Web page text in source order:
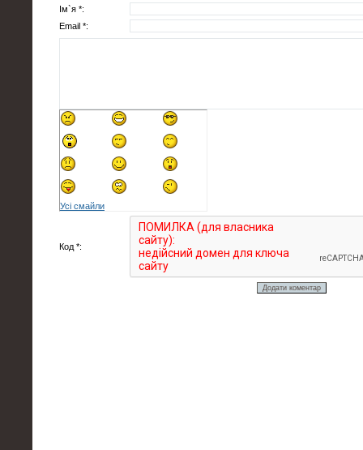
Ім`я *:
Email *:
Усі смайли
Код *: